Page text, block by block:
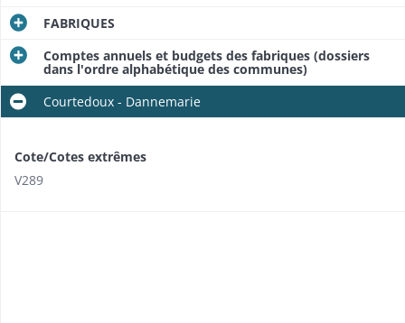
FABRIQUES
Comptes annuels et budgets des fabriques (dossiers
dans l'ordre alphabétique des communes)
Courtedoux - Dannemarie
Cote/Cotes extrêmes
V289